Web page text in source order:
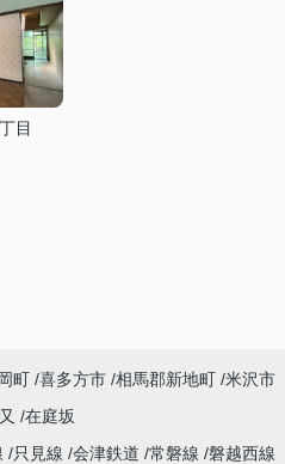
目
町 喜多方市 相馬郡新地町 米沢市
在庭坂
只見線 会津鉄道 常磐線 磐越西線